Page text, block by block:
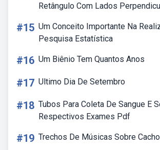
Retângulo Com Lados
#15 Um Conceito Importante Na
Pesquisa Estatística
#16 Um Biênio Tem Quantos Anos
#17 Ultimo Dia De Setembro
#18 Tubos Para Coleta De Sangue E
Respectivos Exames Pdf
#19 Trechos De Músicas Sobre